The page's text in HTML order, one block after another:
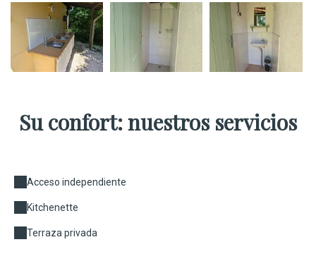
Su confort: nuestros servicios
Acceso independiente
Kitchenette
Terraza privada